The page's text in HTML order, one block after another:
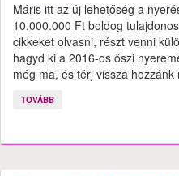
Máris itt az új lehetőség a
10.000.000 Ft boldog
cikkeket olvasni, részt venni
hagyd ki a 2016-os őszi
még ma, és térj vissza hozzánk
TOVÁBB